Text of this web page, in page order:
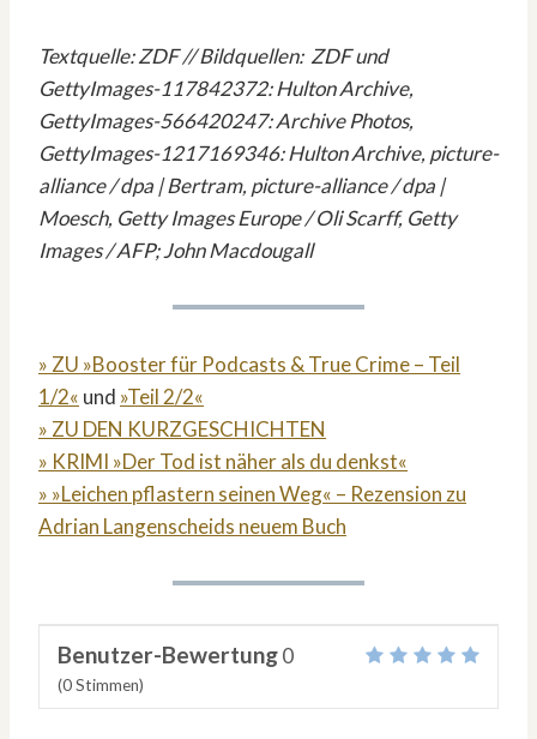
Textquelle: ZDF // Bildquellen: ZDF und
GettyImages-117842372: Hulton Archive,
GettyImages-566420247: Archive Photos,
GettyImages-1217169346: Hulton Archive, picture-
alliance / dpa | Bertram, picture-alliance / dpa |
Moesch, Getty Images Europe / Oli Scarff, Getty
Images / AFP; John Macdougall
» ZU »Booster für Podcasts & True Crime – Teil
1/2« und »Teil 2/2«
» ZU DEN KURZGESCHICHTEN
» KRIMI »Der Tod ist näher als du denkst«
» »Leichen pflastern seinen Weg« – Rezension zu
Adrian Langenscheids neuem Buch
Benutzer-Bewertung0
(0Stimmen)